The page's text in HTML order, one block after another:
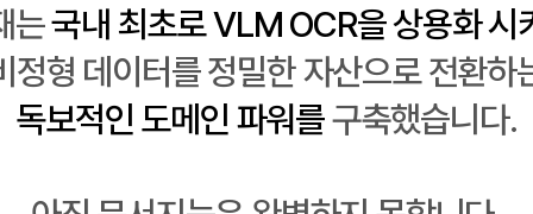
는국내 최초로 VLM OCR을 상용화시
정형 데이터를 정밀한 자산으로 전환하
독보적인 도메인 파워를구축했습니다.